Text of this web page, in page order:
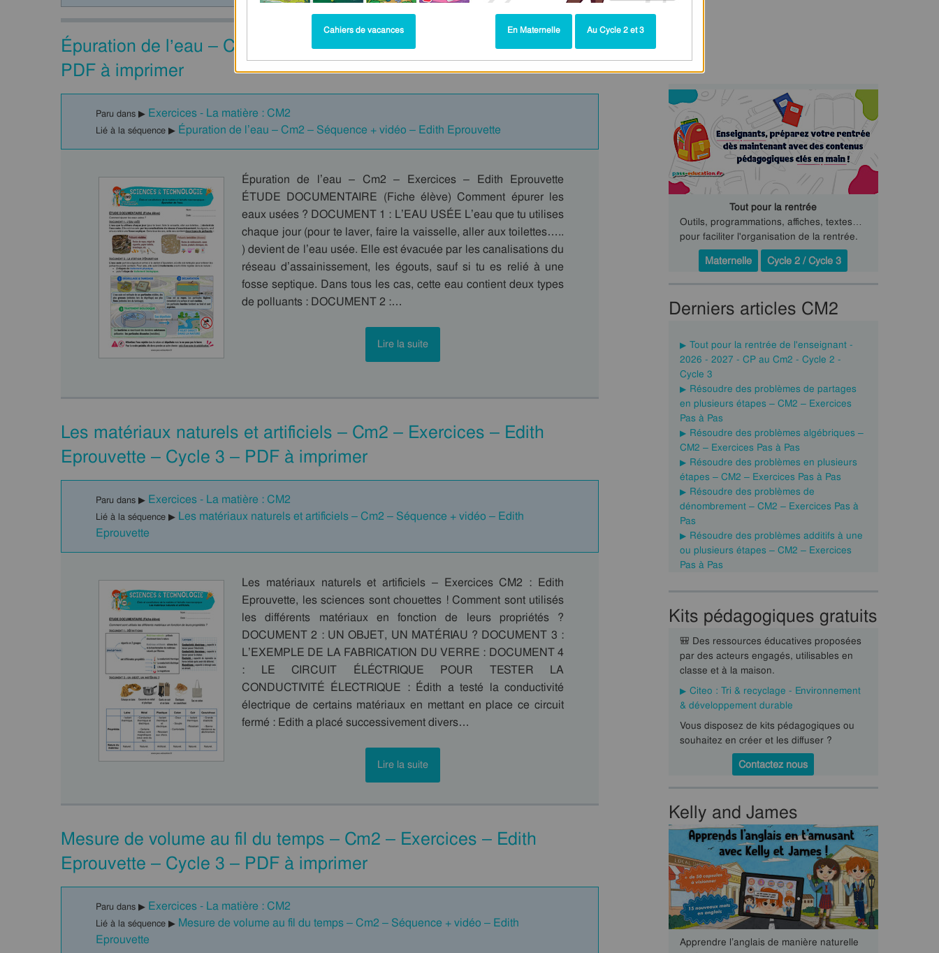
Épuration de l’eau – Cm2 – Exercices – Edith Eprouvette – Cycle 3 –
PDF à imprimer
Paru dans ▶ Exercices - La matière : CM2
Lié à la séquence ▶ Épuration de l’eau – Cm2 – Séquence + vidéo – Edith Eprouvette
Épuration de l’eau – Cm2 – Exercices – Edith Eprouvette
ÉTUDE DOCUMENTAIRE (Fiche élève) Comment épurer les
eaux usées ? DOCUMENT 1 : L’EAU USÉE L’eau que tu utilises
chaque jour (pour te laver, faire la vaisselle, aller aux toilettes…..
) devient de l’eau usée. Elle est évacuée par les canalisations du
réseau d’assainissement, les égouts, sauf si tu es relié à une
fosse septique. Dans tous les cas, cette eau contient deux types
de polluants : DOCUMENT 2 :…
Lire la suite
Les matériaux naturels et artificiels – Cm2 – Exercices – Edith
Eprouvette – Cycle 3 – PDF à imprimer
Paru dans ▶ Exercices - La matière : CM2
Lié à la séquence ▶ Les matériaux naturels et artificiels – Cm2 – Séquence + vidéo – Edith
Eprouvette
Les matériaux naturels et artificiels – Exercices CM2 : Edith
Eprouvette, les sciences sont chouettes ! Comment sont utilisés
les différents matériaux en fonction de leurs propriétés ?
DOCUMENT 2 : UN OBJET, UN MATÉRIAU ? DOCUMENT 3 :
L’EXEMPLE DE LA FABRICATION DU VERRE : DOCUMENT 4
: LE CIRCUIT ÉLÉCTRIQUE POUR TESTER LA
CONDUCTIVITÉ ÉLECTRIQUE : Édith a testé la conductivité
électrique de certains matériaux en mettant en place ce circuit
fermé : Edith a placé successivement divers…
Lire la suite
Mesure de volume au fil du temps – Cm2 – Exercices – Edith
Eprouvette – Cycle 3 – PDF à imprimer
Paru dans ▶ Exercices - La matière : CM2
Lié à la séquence ▶ Mesure de volume au fil du temps – Cm2 – Séquence + vidéo – Edith
Eprouvette
Tout pour la rentrée
Outils, programmations, affiches, textes…
pour faciliter l'organisation de la rentrée.
Maternelle
Cycle 2 / Cycle 3
Derniers articles CM2
Tout pour la rentrée de l'enseignant -
2026 - 2027 - CP au Cm2 - Cycle 2 -
Cycle 3
Résoudre des problèmes de partages
en plusieurs étapes – CM2 – Exercices
Pas à Pas
Résoudre des problèmes algébriques –
CM2 – Exercices Pas à Pas
Résoudre des problèmes en plusieurs
étapes – CM2 – Exercices Pas à Pas
Résoudre des problèmes de
dénombrement – CM2 – Exercices Pas à
Pas
Résoudre des problèmes additifs à une
ou plusieurs étapes – CM2 – Exercices
Pas à Pas
Kits pédagogiques gratuits
🎒 Des ressources éducatives proposées
par des acteurs engagés, utilisables en
classe et à la maison.
Citeo : Tri & recyclage - Environnement
& développement durable
Vous disposez de kits pédagogiques ou
souhaitez en créer et les diffuser ?
Contactez nous
Kelly and James
Apprendre l’anglais de manière naturelle
Cahiers de vacances En Maternelle Au Cycle 2 et 3